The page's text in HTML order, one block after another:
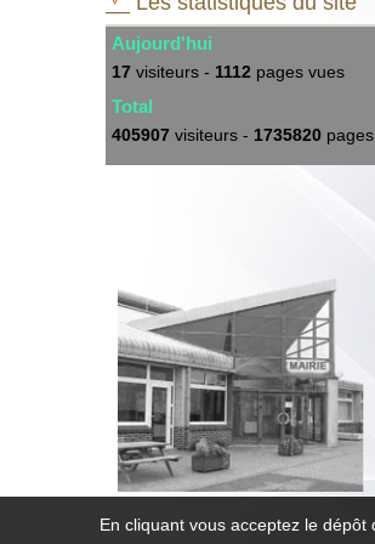
Aujourd'hui
17 visiteurs - 1112 pages vues
Total
405907 visiteurs - 1735820
En cliquant vous acceptez le